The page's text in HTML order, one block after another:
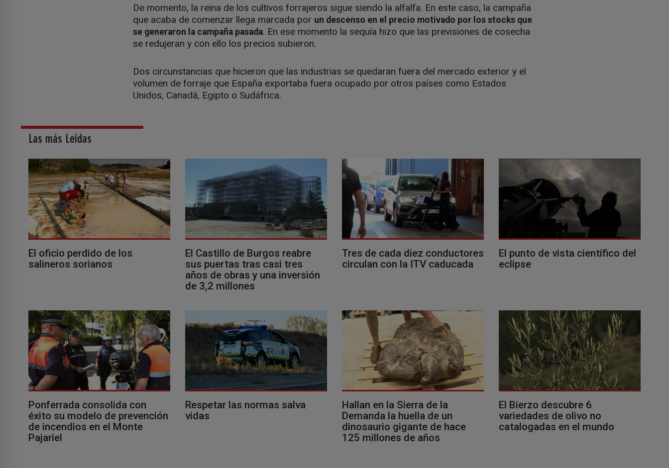
De momento, la reina de los cultivos forrajeros sigue siendo la alfalfa. En este caso, la campaña
que acaba de comenzar llega marcada por un descenso en el precio motivado por los stocks que
se generaron la campaña pasada. En ese momento la sequía hizo que las previsiones de cosecha
se redujeran y con ello los precios subieron.
Dos circunstancias que hicieron que las industrias se quedaran fuera del mercado exterior y el
volumen de forraje que España exportaba fuera ocupado por otros países como Estados
Unidos, Canadá, Egipto o Sudáfrica.
Las más Leídas
El oficio perdido de los
salineros sorianos
El Castillo de Burgos reabre
sus puertas tras casi tres
años de obras y una inversión
de 3,2 millones
Tres de cada diez conductores
circulan con la ITV caducada
El punto de vista científico del
eclipse
Ponferrada consolida con
éxito su modelo de prevención
de incendios en el Monte
Pajariel
Respetar las normas salva
vidas
Hallan en la Sierra de la
Demanda la huella de un
dinosaurio gigante de hace
125 millones de años
El Bierzo descubre 6
variedades de olivo no
catalogadas en el mundo